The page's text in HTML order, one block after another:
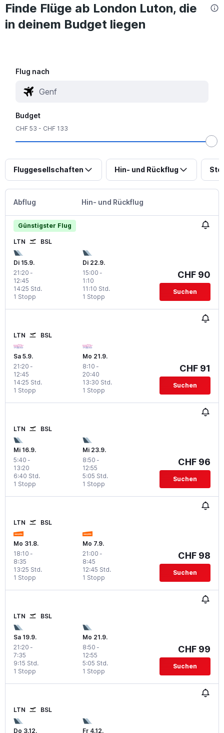
Finde Flüge ab London Luton, die
in deinem Budget liegen
Flug nach
Budget
CHF 53 - CHF 133
Fluggesellschaften Hin- und Rückflug
Abflug Hin- und Rückflug
Günstigster Flug
LTN BSL
Di 15.9.
21:20 -
12:45
1 Stopp
14:25 Std.
Di 22.9.
15:00 -
1:10
1 Stopp
11:10 Std.
CHF 90
Suchen
LTN BSL
Sa 5.9.
21:20 -
12:45
1 Stopp
14:25 Std.
Mo 21.9.
8:10 -
20:40
1 Stopp
13:30 Std.
CHF 91
Suchen
LTN BSL
Mi 16.9.
5:40 -
13:20
1 Stopp
6:40 Std.
Mi 23.9.
8:50 -
12:55
1 Stopp
5:05 Std.
CHF 96
Suchen
LTN BSL
Mo 31.8.
18:10 -
8:35
1 Stopp
13:25 Std.
Mo 7.9.
21:00 -
8:45
1 Stopp
12:45 Std.
CHF 98
Suchen
LTN BSL
Sa 19.9.
21:20 -
7:35
1 Stopp
9:15 Std.
Mo 21.9.
8:50 -
12:55
1 Stopp
5:05 Std.
CHF 99
Suchen
LTN BSL
Do 3.12. Fr 4.12.